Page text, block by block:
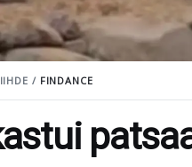
/ FINDANCE